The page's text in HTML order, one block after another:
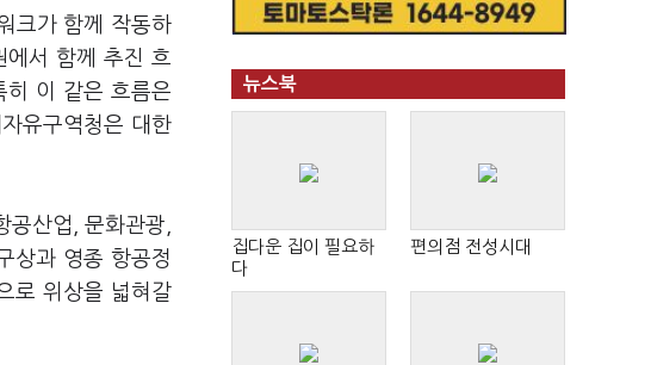
크가 함께 작동하
에서 함께 추진 흐
히 이 같은 흐름은
유구역청은 대한
산업, 문화관광,
상과 영종 항공정
로 위상을 넓혀갈
뉴스북
집다운 집이 필요하
다
편의점 전성시대